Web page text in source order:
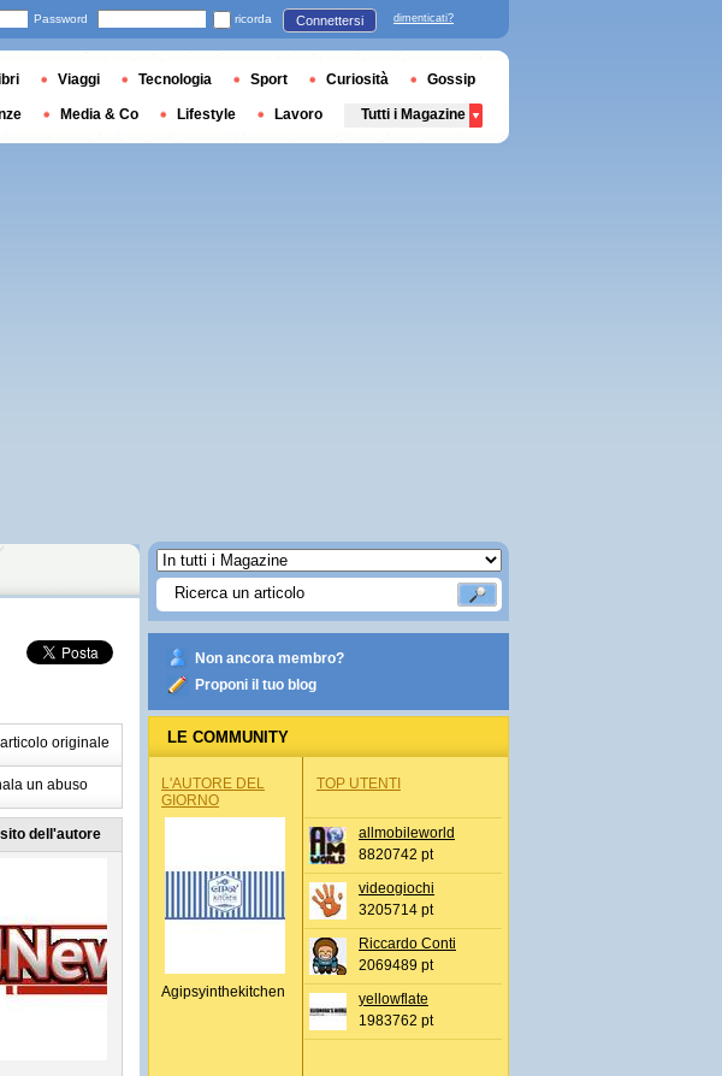
originale
un abuso
dell'autore
Non ancora membro?
Proponi il tuo blog
LE COMMUNITY
L'AUTORE DEL
GIORNO
Agipsyinthekitchen
TOP UTENTI
allmobileworld
8820742 pt
videogiochi
3205714 pt
Riccardo Conti
2069489 pt
yellowflate
1983762 pt
Password ricorda Connettersi dimenticati?
Viaggi Tecnologia Sport Curiosità Gossip
Media & Co Lifestyle Lavoro Tutti i Magazine